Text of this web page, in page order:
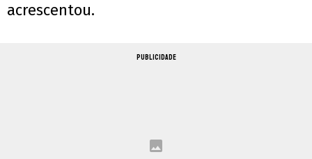
acrescentou.
PUBLICIDADE